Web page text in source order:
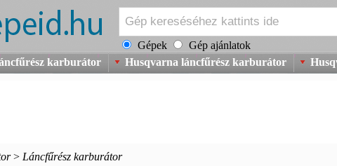
Gépek Gép ajánlatok
karburátor Husqvarna láncfűrész karburátor
> Láncfűrész karburátor